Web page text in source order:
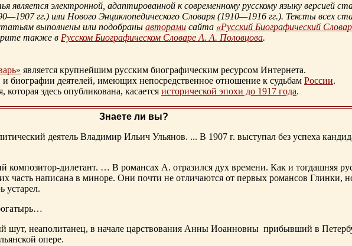
электронной, адаптированной к современному русскому языку версией
гг.) или Нового Энциклопедического Словаря (1910—1916 гг.). Тексты всех
выполнены или подобраны авторами сайта «Русский Биографический
также в Русском Биографическом Словаре А. А. Половцова.
является крупнейшим русским биографическим ресурсом Интернета.
биографии деятелей, имеющих непосредственное отношение к судьбам России.
здесь опубликована, касается исторической эпохи до 1917 года.
Знаете ли вы?
деятель Владимир Ильич Ульянов. ... В 1907 г. выступал без успеха
композитор-дилетант. … В романсах А. отразился дух времени. Как и тогдашняя
часть написана в миноре. Они почти не отличаются от первых романсов Глинки,
устарел.
шут, неаполитанец, в начале царствования Анны Иоанновны прибывший в
опере.